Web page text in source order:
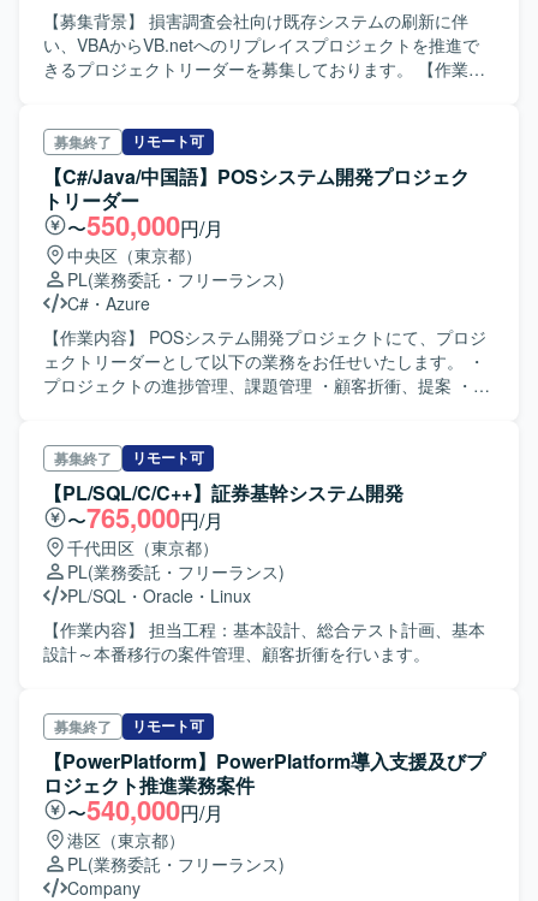
【募集背景】 損害調査会社向け既存システムの刷新に伴
い、VBAからVB.netへのリプレイスプロジェクトを推進で
きるプロジェクトリーダーを募集しております。 【作業内
として、プロジェクト管理、基本設計、詳細設計、製造、
テストまで一連の工程を対応していただきます。また、メ
ンバーの進捗管理やシステム品質管理、要件管理なども行
っていただきます。 【求める人物像】 チームメンバーと円
滑にコミュニケーションを取りながらプロジェクトを推進
できる方を求めております。設計から開発、テストまで主
体的に取り組み、品質とスケジュールの両立を意識して行
動できる方が望ましいです。 【ポジションの魅力】 VBAか
らVB.netへのリプレイス案件の中核を担うポジションであ
り、上流工程から一貫して携わることができます。プロジ
ェクトリーダーとしてのマネジメントスキルとVB.netの技
ります。
募集終了 リモート可
【C#/Java/中国語】POSシステム開発プロジェク
トリーダー
〜550,000円/月
中央区（東京都）
PL(業務委託・フリーランス)
C# ・ Azure
【作業内容】 POSシステム開発プロジェクトにて、プロジ
ェクトリーダーとして以下の業務をお任せいたします。 ・
プロジェクトの進捗管理、課題管理 ・顧客折衝、提案 ・中
との連携を通じて、グローバルなプロジェクトマネジメン
ト経験を積むことができます。 【開発環境】
C#/Java/Azureを用いた開発環境です。
募集終了 リモート可
【PL/SQL/C/C++】証券基幹システム開発
〜765,000円/月
千代田区（東京都）
PL(業務委託・フリーランス)
PL/SQL ・ Oracle ・ Linux
【作業内容】 担当工程：基本設計、総合テスト計画、基本
設計～本番移行の案件管理、顧客折衝を行います。
募集終了 リモート可
【PowerPlatform】PowerPlatform導入支援及びプ
ロジェクト推進業務案件
〜540,000円/月
港区（東京都）
PL(業務委託・フリーランス)
Company